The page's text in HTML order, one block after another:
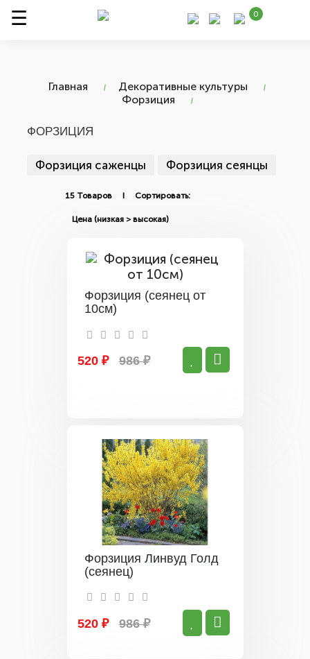
0
Главная
Декоративные культуры
Форзиция
ФОРЗИЦИЯ
Форзиция саженцы Форзиция сеянцы
15 Товаров I Сортировать:
Форзиция (сеянец от
10см)
520 ₽ 986 ₽
Форзиция Линвуд Голд
(сеянец)
520 ₽ 986 ₽